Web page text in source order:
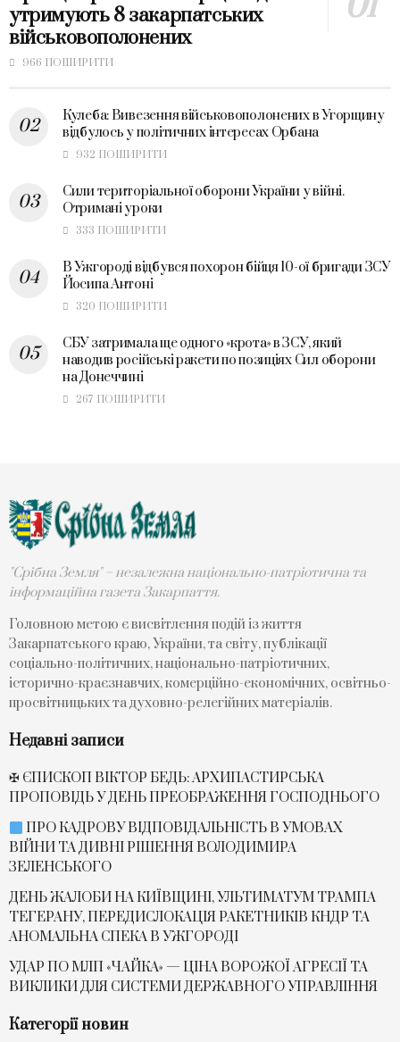
утримують 8 закарпатських
військовополонених
966 ПОШИРИТИ
Кулеба: Вивезення військовополонених в Угорщину
відбулось у політичних інтересах Орбана
932 ПОШИРИТИ
Сили територіальної оборони України у війні.
Отримані уроки
333 ПОШИРИТИ
В Ужгороді відбувся похорон бійця 10-ої бригади ЗСУ
Йосипа Антоні
320 ПОШИРИТИ
СБУ затримала ще одного «крота» в ЗСУ, який
наводив російські ракети по позиціях Сил оборони
на Донеччині
267 ПОШИРИТИ
"Срібна Земля" – незалежна національно-патріотична та
інформаційна газета Закарпаття.
Головною метою є висвітлення подій із життя
Закарпатського краю, України, та світу, публікації
соціально-політичних, національно-патріотичних,
історично-краєзнавчих, комерційно-економічних, освітньо-
просвітницьких та духовно-релегійних матеріалів.
Недавні записи
✠ ЄПИСКОП ВІКТОР БЕДЬ: АРХИПАСТИРСЬКА
ПРОПОВІДЬ У ДЕНЬ ПРЕОБРАЖЕННЯ ГОСПОДНЬОГО
ПРО КАДРОВУ ВІДПОВІДАЛЬНІСТЬ В УМОВАХ
ВІЙНИ ТА ДИВНІ РІШЕННЯ ВОЛОДИМИРА
ЗЕЛЕНСЬКОГО
ДЕНЬ ЖАЛОБИ НА КИЇВЩИНІ, УЛЬТИМАТУМ ТРАМПА
ТЕГЕРАНУ, ПЕРЕДИСЛОКАЦІЯ РАКЕТНИКІВ КНДР ТА
АНОМАЛЬНА СПЕКА В УЖГОРОДІ
УДАР ПО МЛП «ЧАЙКА» — ЦІНА ВОРОЖОЇ АГРЕСІЇ ТА
ВИКЛИКИ ДЛЯ СИСТЕМИ ДЕРЖАВНОГО УПРАВЛІННЯ
Категорії новин